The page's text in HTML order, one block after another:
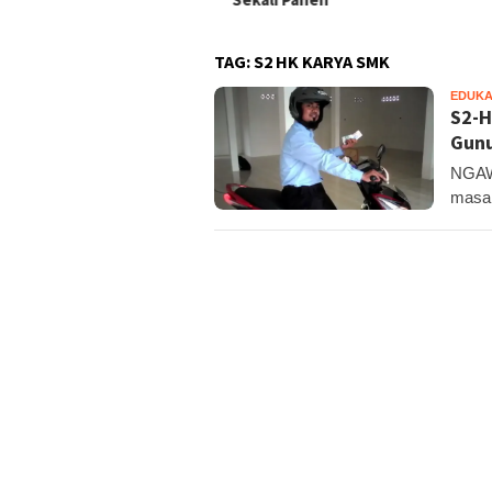
TAG:S2 HK KARYA SMK
S2-